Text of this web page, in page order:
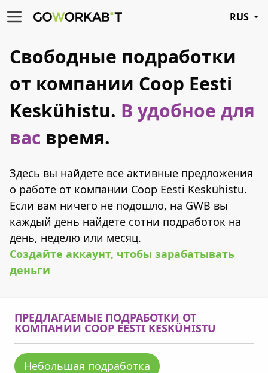
RUS
Свободные подработки
от компании Coop Eesti
Keskühistu. В удобное для
вас время.
Здесь вы найдете все активные предложения
о работе от компании Coop Eesti Keskühistu.
Если вам ничего не подошло, на GWB вы
каждый день найдете сотни подработок на
день, неделю или месяц.
Создайте аккаунт, чтобы зарабатывать
деньги
ПРЕДЛАГАЕМЫЕ ПОДРАБОТКИ ОТ
КОМПАНИИ COOP EESTI KESKÜHISTU
Небольшая подработка